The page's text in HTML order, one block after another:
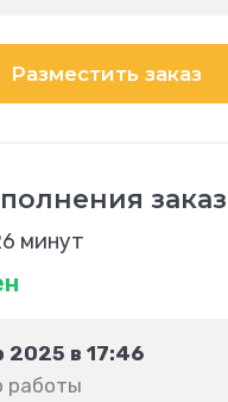
Разместить заказ
минут
2025 в 17:46
работы